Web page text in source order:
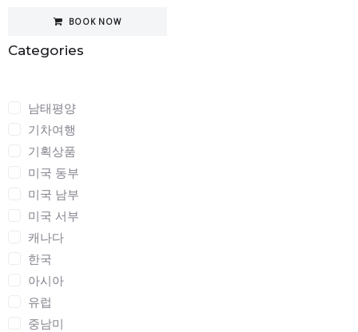
Categories
남태평양
기차여행
기획상품
미국 동부
미국 남부
미국 서부
캐나다
한국
아시아
유럽
중남미
BOOK NOW